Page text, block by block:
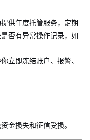
供年度托管服务，定期
否有异常操作记录，如
立即冻结账户、报警、
金损失和征信受损。